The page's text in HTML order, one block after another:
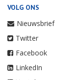
VOLG ONS
Nieuwsbrief
Twitter
Facebook
LinkedIn